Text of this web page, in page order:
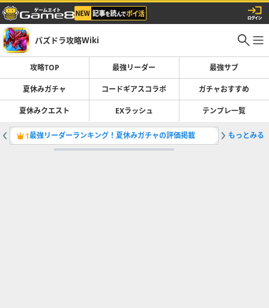
パズドラ攻略Wiki
攻略TOP 最強リーダー 最強サブ
夏休みガチャ コードギアスコラボ ガチャおすすめ
夏休みクエスト EXラッシュ テンプレ一覧
1最強リーダーランキング！夏休みガチャの評価掲載 2夏休み
もっとみる